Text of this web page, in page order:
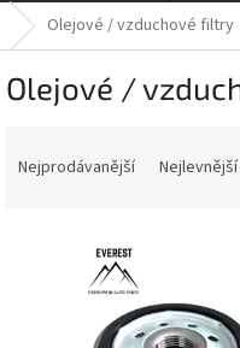
Olejové / vzduchové filtry
Olejové /
Nejprodávanější Nejlevnější